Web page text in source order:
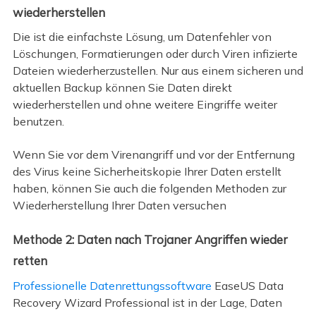
wiederherstellen
Die ist die einfachste Lösung, um Datenfehler von
Löschungen, Formatierungen oder durch Viren infizierte
Dateien wiederherzustellen. Nur aus einem sicheren und
aktuellen Backup können Sie Daten direkt
wiederherstellen und ohne weitere Eingriffe weiter
benutzen.
Wenn Sie vor dem Virenangriff und vor der Entfernung
des Virus keine Sicherheitskopie Ihrer Daten erstellt
haben, können Sie auch die folgenden Methoden zur
Wiederherstellung Ihrer Daten versuchen
Methode 2: Daten nach Trojaner Angriffen wieder
retten
Professionelle Datenrettungssoftware EaseUS Data
Recovery Wizard Professional ist in der Lage, Daten